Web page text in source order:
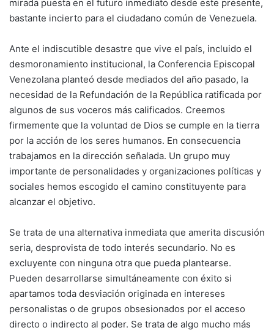
mirada puesta en el futuro inmediato desde este presente,
bastante incierto para el ciudadano común de Venezuela.
Ante el indiscutible desastre que vive el país, incluido el
desmoronamiento institucional, la Conferencia Episcopal
Venezolana planteó desde mediados del año pasado, la
necesidad de la Refundación de la República ratificada por
algunos de sus voceros más calificados. Creemos
firmemente que la voluntad de Dios se cumple en la tierra
por la acción de los seres humanos. En consecuencia
trabajamos en la dirección señalada. Un grupo muy
importante de personalidades y organizaciones políticas y
sociales hemos escogido el camino constituyente para
alcanzar el objetivo.
Se trata de una alternativa inmediata que amerita discusión
seria, desprovista de todo interés secundario. No es
excluyente con ninguna otra que pueda plantearse.
Pueden desarrollarse simultáneamente con éxito si
apartamos toda desviación originada en intereses
personalistas o de grupos obsesionados por el acceso
directo o indirecto al poder. Se trata de algo mucho más